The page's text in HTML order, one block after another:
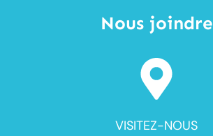
Nous joindre
VISITEZ-NOUS